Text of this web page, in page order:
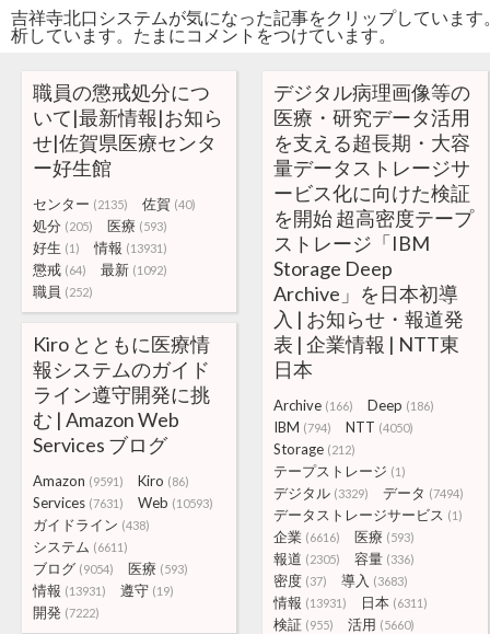
吉祥寺北口システムが気になった記事をクリップしていま
析しています。たまにコメントをつけています。
職員の懲戒処分につ
いて|最新情報|お知ら
せ|佐賀県医療センタ
ー好生館
センター (2135) 佐賀 (40)
処分 (205) 医療 (593)
好生 (1) 情報 (13931)
懲戒 (64) 最新 (1092)
職員 (252)
デジタル病理画像等の
医療・研究データ活用
を支える超長期・大容
量データストレージサ
ービス化に向けた検証
を開始 超高密度テープ
ストレージ「IBM
Storage Deep
Archive」を日本初導
入 | お知らせ・報道発
表 | 企業情報 | NTT東
日本
Archive (166) Deep (186)
IBM (794) NTT (4050)
Storage (212)
テープストレージ (1)
デジタル (3329) データ (7494)
データストレージサービス (1)
企業 (6616) 医療 (593)
報道 (2305) 容量 (336)
密度 (37) 導入 (3683)
情報 (13931) 日本 (6311)
検証 (955) 活用 (5660)
Kiro とともに医療情
報システムのガイド
ライン遵守開発に挑
む | Amazon Web
Services ブログ
Amazon (9591) Kiro (86)
Services (7631) Web (10593)
ガイドライン (438)
システム (6611)
ブログ (9054) 医療 (593)
情報 (13931) 遵守 (19)
開発 (7222)